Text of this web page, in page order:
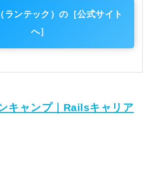
ランテック）の［公式サイト
へ］
キャンプ｜Railsキャリア